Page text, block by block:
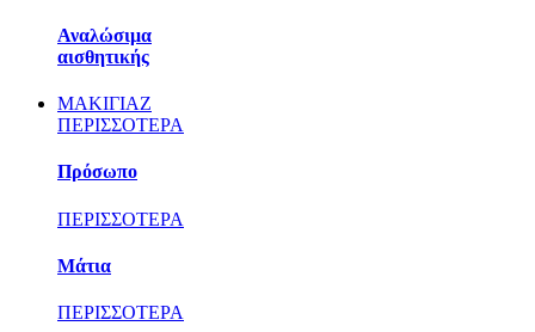
Αναλώσιμα
αισθητικής
ΜΑΚΙΓΙΑΖ
ΠΕΡΙΣΣΟΤΕΡΑ
Πρόσωπο
ΠΕΡΙΣΣΟΤΕΡΑ
Μάτια
ΠΕΡΙΣΣΟΤΕΡΑ